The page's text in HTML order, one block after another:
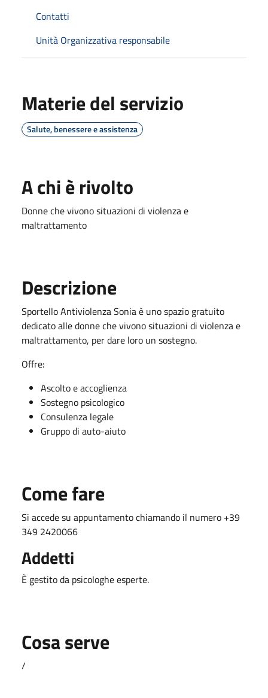
Contatti
Unità Organizzativa responsabile
Materie del servizio
Salute, benessere e assistenza
A chi è rivolto
Donne che vivono situazioni di violenza e
maltrattamento
Descrizione
Sportello Antiviolenza Sonia è uno spazio gratuito
dedicato alle donne che vivono situazioni di violenza e
maltrattamento, per dare loro un sostegno.
Offre:
Ascolto e accoglienza
Sostegno psicologico
Consulenza legale
Gruppo di auto-aiuto
Come fare
Si accede su appuntamento chiamando il numero +39
349 2420066
Addetti
È gestito da psicologhe esperte.
Cosa serve
/